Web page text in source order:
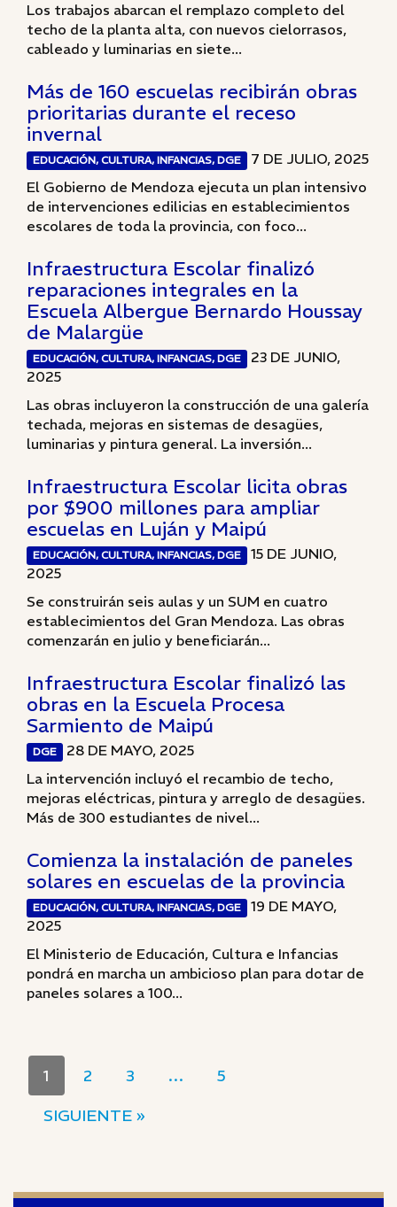
Los trabajos abarcan el remplazo completo del
techo de la planta alta, con nuevos cielorrasos,
cableado y luminarias en siete...
Más de 160 escuelas recibirán obras
prioritarias durante el receso
invernal
EDUCACIÓN, CULTURA, INFANCIAS, DGE
7 DE JULIO, 2025
El Gobierno de Mendoza ejecuta un plan intensivo
de intervenciones edilicias en establecimientos
escolares de toda la provincia, con foco...
Infraestructura Escolar finalizó
reparaciones integrales en la
Escuela Albergue Bernardo Houssay
de Malargüe
EDUCACIÓN, CULTURA, INFANCIAS, DGE
23 DE JUNIO,
2025
Las obras incluyeron la construcción de una galería
techada, mejoras en sistemas de desagües,
luminarias y pintura general. La inversión...
Infraestructura Escolar licita obras
por $900 millones para ampliar
escuelas en Luján y Maipú
EDUCACIÓN, CULTURA, INFANCIAS, DGE
15 DE JUNIO,
2025
Se construirán seis aulas y un SUM en cuatro
establecimientos del Gran Mendoza. Las obras
comenzarán en julio y beneficiarán...
Infraestructura Escolar finalizó las
obras en la Escuela Procesa
Sarmiento de Maipú
DGE
28 DE MAYO, 2025
La intervención incluyó el recambio de techo,
mejoras eléctricas, pintura y arreglo de desagües.
Más de 300 estudiantes de nivel...
Comienza la instalación de paneles
solares en escuelas de la provincia
EDUCACIÓN, CULTURA, INFANCIAS, DGE
19 DE MAYO,
2025
El Ministerio de Educación, Cultura e Infancias
pondrá en marcha un ambicioso plan para dotar de
paneles solares a 100...
1 2 3 …
5
SIGUIENTE »